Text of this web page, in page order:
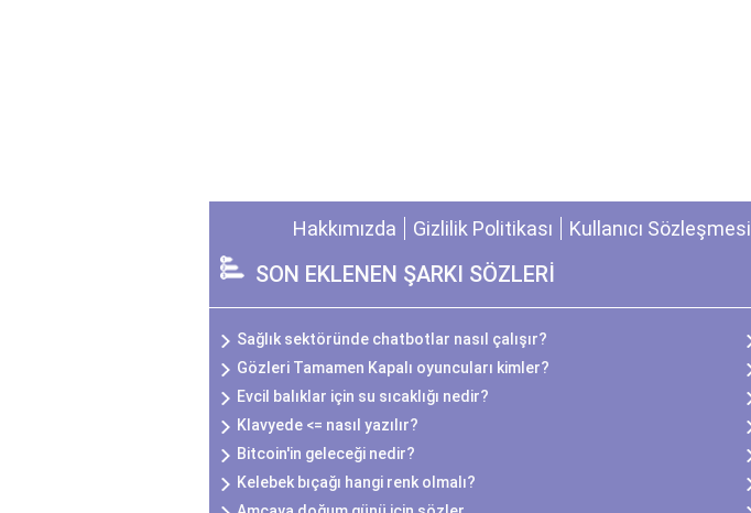
Hakkımızda Gizlilik Politikası Kullanıcı Sözleşmesi
SON EKLENEN ŞARKI SÖZLERİ
Sağlık sektöründe chatbotlar nasıl çalışır?
Gözleri Tamamen Kapalı oyuncuları kimler?
Evcil balıklar için su sıcaklığı nedir?
Klavyede <= nasıl yazılır?
Bitcoin'in geleceği nedir?
Kelebek bıçağı hangi renk olmalı?